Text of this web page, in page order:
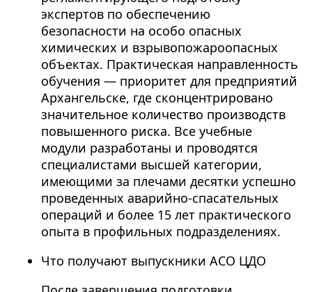
экспертов по обеспечению
безопасности на особо опасных
химических и взрывопожароопасных
объектах. Практическая направленность
обучения — приоритет для предприятий
Архангельске, где сконцентрировано
значительное количество производств
повышенного риска. Все учебные
модули разработаны и проводятся
специалистами высшей категории,
имеющими за плечами десятки успешно
проведенных аварийно-спасательных
операций и более 15 лет практического
опыта в профильных подразделениях.
Что получают выпускники АСО ЦДО